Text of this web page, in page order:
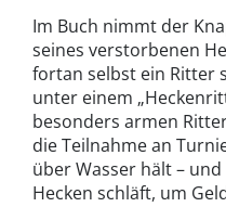
Im Buch nimmt der
seines verstorbenen
fortan selbst ein Ritter
unter einem
besonders armen
die Teilnahme an
über Wasser hält –
Hecken schläft, um